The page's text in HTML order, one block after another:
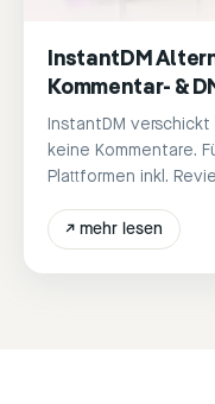
InstantDM
Kommentar- &
InstantDM
keine Kommentare.
Plattformen inkl.
↗ mehr lesen